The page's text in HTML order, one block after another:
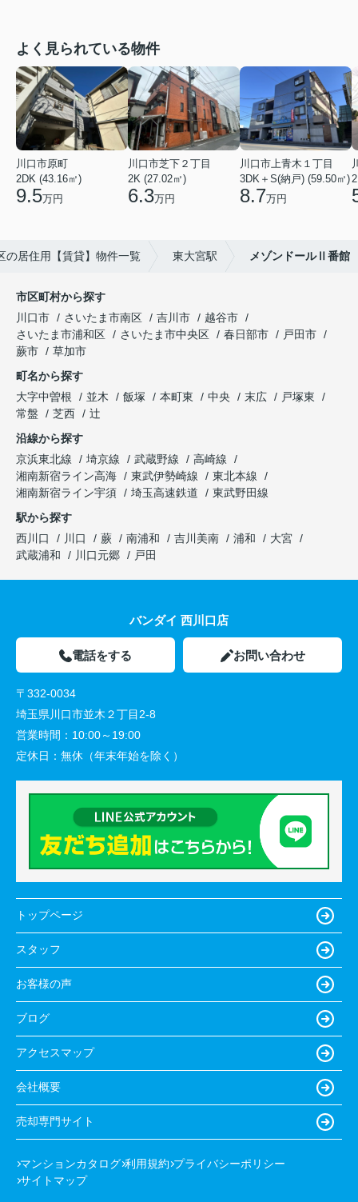
よく見られている物件
川口市原町
2DK (43.16㎡)
9.5万円
川口市芝下２丁目
2K (27.02㎡)
6.3万円
川口市上青木１丁目
3DK＋S(納戸) (59.50㎡)
8.7万円
の居住用【賃貸】物件一覧 東大宮駅 メゾンドールⅡ番館
市区町村から探す
川口市
さいたま市南区 吉川市
越谷市
さいたま市浦和区
さいたま市中央区 春日部市
戸田市
蕨市
草加市
町名から探す
大字中曽根
並木 飯塚 本町東 中央 末広
戸塚東
常盤
芝西
辻
沿線から探す
京浜東北線
埼京線 武蔵野線
高崎線
湘南新宿ライン高海
東武伊勢崎線
東北本線
湘南新宿ライン宇須
埼玉高速鉄道
東武野田線
駅から探す
西川口
川口 蕨 南浦和 吉川美南 浦和
大宮
武蔵浦和
川口元郷 戸田
バンダイ 西川口店
電話をする お問い合わせ
〒332-0034
埼玉県川口市並木２丁目2-8
営業時間： 10:00～19:00
定休日： 無休（年末年始を除く）
トップページ
スタッフ
お客様の声
ブログ
アクセスマップ
会社概要
売却専門サイト
マンションカタログ 利用規約 プライバシーポリシー
サイトマップ